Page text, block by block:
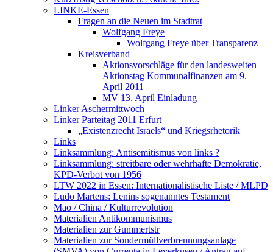
LINKE-Essen
Fragen an die Neuen im Stadtrat
Wolfgang Freye
Wolfgang Freye über Transparenz
Kreisverband
Aktionsvorschläge für den landesweiten
Aktionstag Kommunalfinanzen am 9.
April 2011
MV 13. April Einladung
Linker Aschermittwoch
Linker Parteitag 2011 Erfurt
„Existenzrecht Israels“ und Kriegsrhetorik
Links
Linksammlung: Antisemitismus von links ?
Linksammlung: streitbare oder wehrhafte Demokratie,
KPD-Verbot von 1956
LTW 2022 in Essen: Internationalistische Liste / MLPD
Ludo Martens: Lenins sogenanntes Testament
Mao / China / Kulturrevolution
Materialien Antikommunismus
Materialien zur Gummertstr
Materialien zur Sondermüllverbrennungsanlage